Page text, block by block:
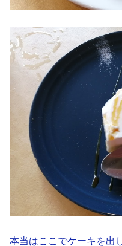
本当はここでケーキを出